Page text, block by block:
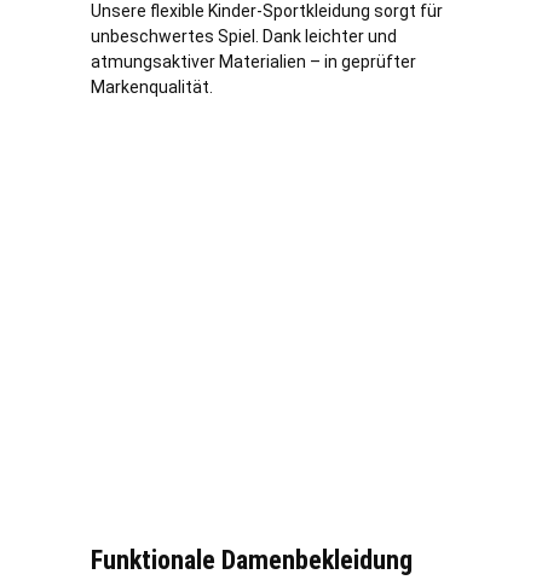
Unsere flexible Kinder-Sportkleidung sorgt für
unbeschwertes Spiel. Dank leichter und
atmungsaktiver Materialien – in geprüfter
Markenqualität.
Funktionale Damenbekleidung